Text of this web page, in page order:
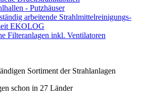
- Putzhäuser
arbeitende Strahlmittelreinigungs-
EKOLOG
Filteranlagen inkl. Ventilatoren
Sortiment der Strahlanlagen
schon in 27 Länder